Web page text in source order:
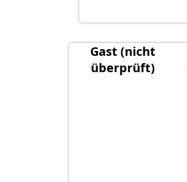
Gast (nicht
überprüft)